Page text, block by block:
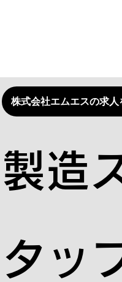
株式会社エムエスの求人
製造
タッ